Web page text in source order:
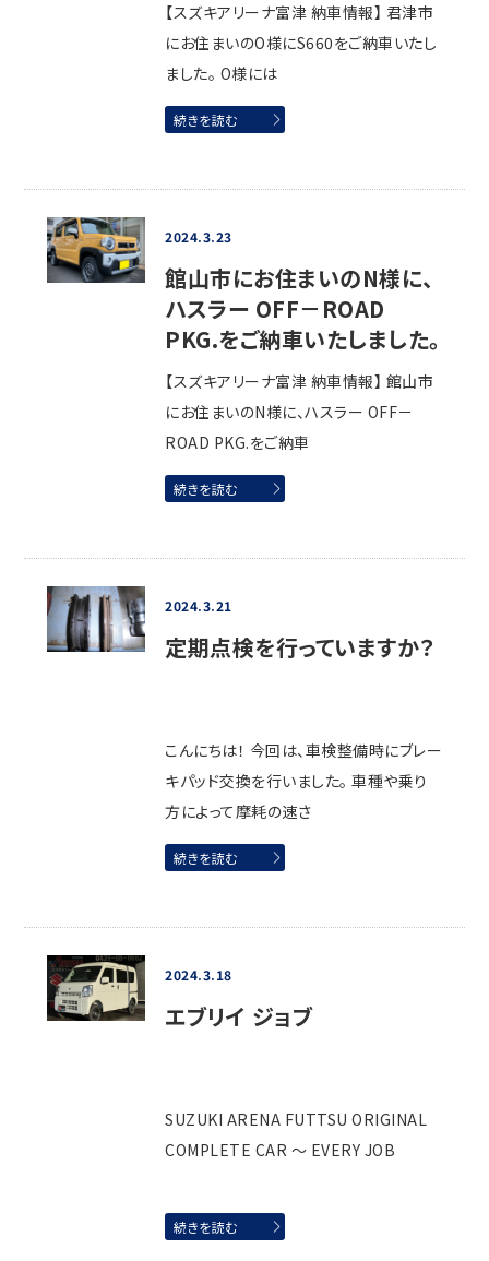
【スズキアリーナ富津 納車情報】 君津市
にお住まいのO様にS660をご納車いたし
ました。 O様には
続きを読む
2024.3.23
館山市にお住まいのN様に、
ハスラー OFF－ROAD
PKG.をご納車いたしました。
【スズキアリーナ富津 納車情報】 館山市
にお住まいのN様に、ハスラー OFF－
ROAD PKG.をご納車
続きを読む
2024.3.21
定期点検を行っていますか？
こんにちは！ 今回は、車検整備時にブレー
キパッド交換を行いました。 車種や乗り
方によって摩耗の速さ
続きを読む
2024.3.18
エブリイ ジョブ
SUZUKI ARENA FUTTSU ORIGINAL
COMPLETE CAR ～ EVERY JOB
続きを読む